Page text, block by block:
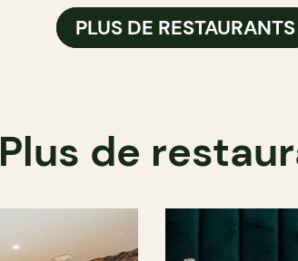
PLUS DE RESTAURANTS
Plus de